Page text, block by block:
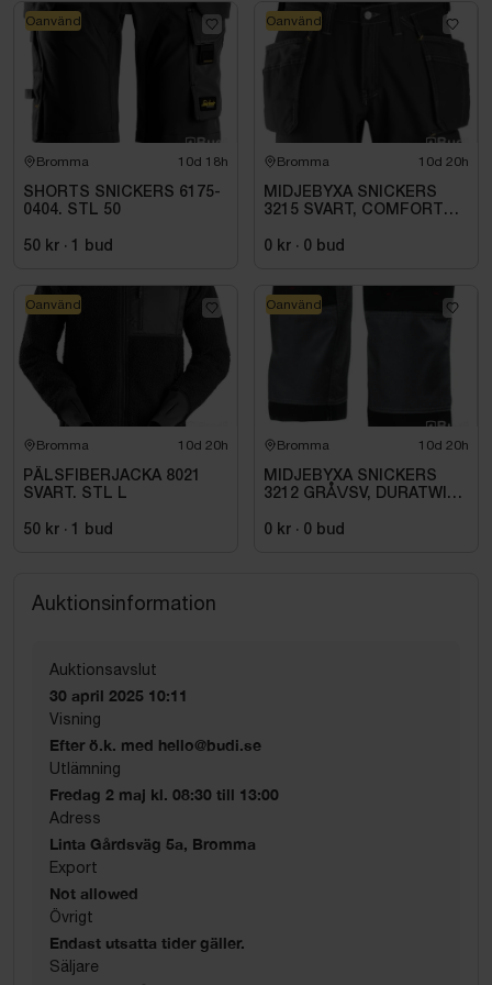
Bromma 10d 18h
SHORTS SNICKERS 6175-
0404. STL 50
50 kr · 1 bud
Oanvänd
Bromma 10d 20h
MIDJEBYXA SNICKERS
3215 SVART, COMFORT
0 kr · 0 bud
Oanvänd
Bromma 10d 20h
PÄLSFIBERJACKA 8021
SVART. STL L
50 kr · 1 bud
Oanvänd
Bromma 10d 20h
MIDJEBYXA SNICKERS
3212 GRÅ\/SV, DURATWILL
0 kr · 0 bud
Oanvänd
Auktionsinformation
Auktionsavslut
30 april 2025 10:11
Visning
Efter ö.k. med hello@budi.se
Utlämning
Fredag 2 maj kl. 08:30 till 13:00
Adress
Linta Gårdsväg 5a, Bromma
Export
Not allowed
Övrigt
Endast utsatta tider gäller.
Säljare